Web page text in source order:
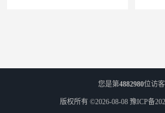
您是第4882980位访客
版权所有 ©2026-08-08 豫ICP备